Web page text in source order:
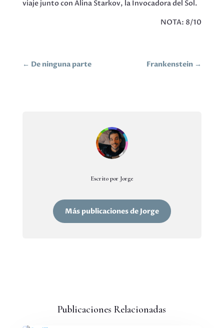
viaje junto con Alina Starkov, la Invocadora del Sol.
NOTA: 8/10
← De ninguna parte Frankenstein →
Escrito por Jorge
Más publicaciones de Jorge
Publicaciones Relacionadas